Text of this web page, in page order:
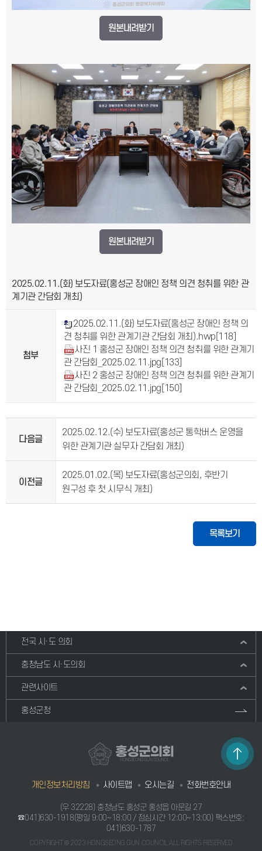
원본내려받기
원본내려받기
2025.02.11.(화) 보도자료(홍성군 장애인 정책 의견 청취를 위한 관
계기관 간담회 개최)
첨부
2025.02.11.(화) 보도자료(홍성군 장애인 정책 의
견 청취를 위한 관계기관 간담회 개최).hwp [118]
사진 1 홍성군 장애인 정책 의견 청취를 위한 관계기
관 간담회_2025.02.11.jpg [133]
사진 2 홍성군 장애인 정책 의견 청취를 위한 관계기
관 간담회_2025.02.11.jpg [150]
다음글
2025.02.12.(수) 보도자료(홍성군 통학버스 운영을
위한 관계기관 실무자 간담회 개최)
이전글
2025.01.02.(목) 보도자료(홍성군의회, 후반기
원구성 후 첫 시무식 개최)
목록보기
전국 시·도 의회
충청남도 시·도의회
관련사이트
홍성군청
홍성군의회
HONGSEONG GUN COUNCIL
개인정보처리방침 사이트맵 오시는길 전화번호안내
(우 32228) 충청남도 홍성군 홍성읍 아문길 27
☎041)630-1918(평일 9:00~18:00 / 점심시간 12:00~13:00) 팩스번호:
041)630-1787
COPYRIGHT © 2023 HONGSEONG GUN COUNCIL ALL RIGHTS RESERVED